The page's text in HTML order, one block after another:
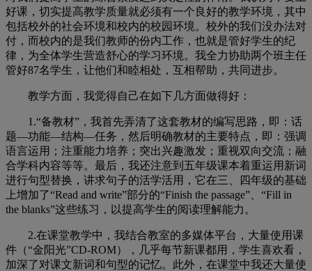
好课，切实提高教学质量就必须有一个良好的教学环境，其中
包括校外的社会环境和校内的校园环境。校外的我们没办法对
付，而校内的是我们教师的份内工作，也就是管好学生的纪
律，为全体学生营造舒心的学习环境。我全力协助两个班主任
管好87名学生，让他们和睦相处，互相帮助，共同进步。
教学方面，我觉得自己在如下几方面做得好：
1.“备教材”，我首先弄清了这套教材的编写思路，即：话
题—功能—结构—任务，然后明确教材的主要特点，即：强调
语言运用；注重能力培养；突出兴趣激发；重视双向交流；融
合学科内容等等。最后，我还注意到五年级课本着重运用新词
进行句型替换，讲求句子的活学活用，它在三、四年级的基础
上增加了“Read and write”部分的“Finish the passage”、“Fill in
the blanks”这些练习，以提高学生的阅读理解能力。
2.在课堂教学中，我结合教室的多媒体平台，大量使用课
件（“金阳光”CD-ROM），几乎每节新课都用，学生喜欢看，
加深了对课文新词和句型的记忆。此外，在课堂中我还大量使